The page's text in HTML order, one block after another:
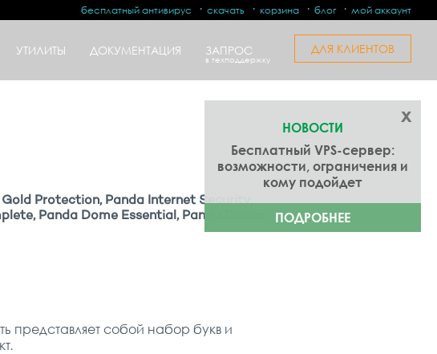
x
НОВОСТИ
Бесплатный VPS-сервер:
возможности, ограничения и
кому подойдет
ПОДРОБНЕЕ
УТИЛИТЫ ДОКУМЕНТАЦИЯ ЗАПРОС
в техподдержку
ДЛЯ КЛИЕНТОВ
бесплатный антивирус скачать корзина блог мой аккаунт
Protection, Panda Internet Security,
Panda Dome Essential, Panda Dome
представляет собой набор букв и